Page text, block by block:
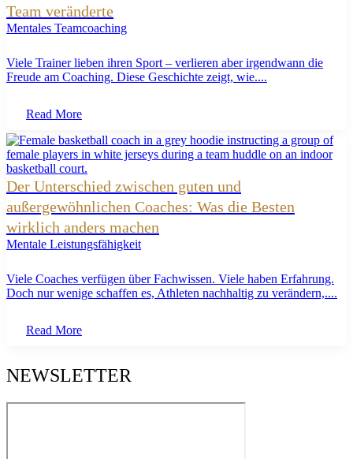
Team veränderte
Mentales Teamcoaching
Viele Trainer lieben ihren Sport – verlieren aber irgendwann die
Freude am Coaching. Diese Geschichte zeigt, wie....
Read More
Der Unterschied zwischen guten und
außergewöhnlichen Coaches: Was die Besten
wirklich anders machen
Mentale Leistungsfähigkeit
Viele Coaches verfügen über Fachwissen. Viele haben Erfahrung.
Doch nur wenige schaffen es, Athleten nachhaltig zu verändern,....
Read More
NEWSLETTER